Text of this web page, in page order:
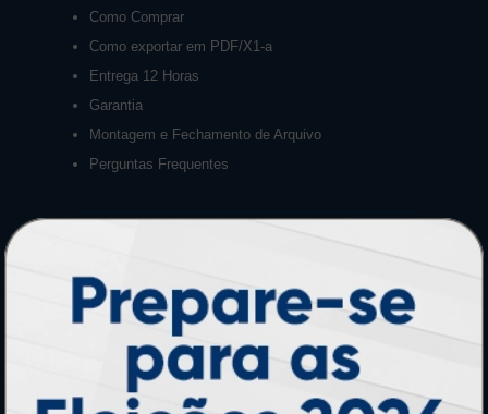
Como Comprar
Como exportar em PDF/X1-a
Entrega 12 Horas
Garantia
Montagem e Fechamento de Arquivo
Perguntas Frequentes
Horário:
8:30h às 12h e 13h às 17:00h (dias úteis).
Telefones:
(41) 4063-6060